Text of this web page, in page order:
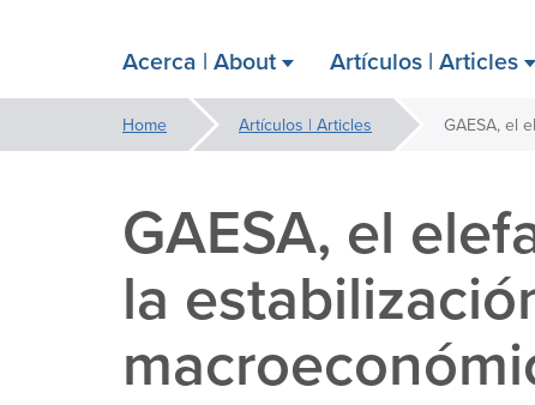
Cuba
Capacity
Building
Project
Acerca | About Artículos | Articles
You
are
here:
Home Artículos | Articles
GAESA, el
la